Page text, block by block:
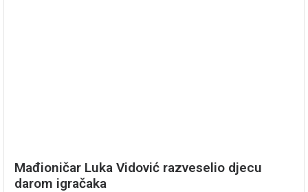
Mađioničar Luka Vidović razveselio djecu
darom igračaka